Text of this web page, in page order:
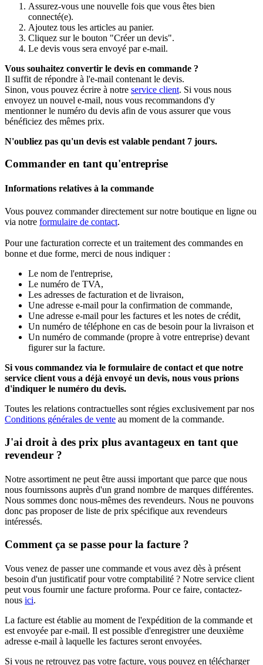
Assurez-vous une nouvelle fois que vous êtes bien
connecté(e).
Ajoutez tous les articles au panier.
Cliquez sur le bouton "Créer un devis".
Le devis vous sera envoyé par e-mail.
Vous souhaitez convertir le devis en commande ?
Il suffit de répondre à l'e-mail contenant le devis.
Sinon, vous pouvez écrire à notre service client. Si vous nous
envoyez un nouvel e-mail, nous vous recommandons d'y
mentionner le numéro du devis afin de vous assurer que vous
bénéficiez des mêmes prix.
N'oubliez pas qu'un devis est valable pendant 7 jours.
Commander en tant qu'entreprise
Informations relatives à la commande
Vous pouvez commander directement sur notre boutique en ligne ou
via notre formulaire de contact.
Pour une facturation correcte et un traitement des commandes en
bonne et due forme, merci de nous indiquer :
Le nom de l'entreprise,
Le numéro de TVA,
Les adresses de facturation et de livraison,
Une adresse e-mail pour la confirmation de commande,
Une adresse e-mail pour les factures et les notes de crédit,
Un numéro de téléphone en cas de besoin pour la livraison et
Un numéro de commande (propre à votre entreprise) devant
figurer sur la facture.
Si vous commandez via le formulaire de contact et que notre
service client vous a déjà envoyé un devis, nous vous prions
d'indiquer le numéro du devis.
Toutes les relations contractuelles sont régies exclusivement par nos
Conditions générales de vente au moment de la commande.
J'ai droit à des prix plus avantageux en tant que
revendeur ?
Notre assortiment ne peut être aussi important que parce que nous
nous fournissons auprès d'un grand nombre de marques différentes.
Nous sommes donc nous-mêmes des revendeurs. Nous ne pouvons
donc pas proposer de liste de prix spécifique aux revendeurs
intéressés.
Comment ça se passe pour la facture ?
Vous venez de passer une commande et vous avez dès à présent
besoin d'un justificatif pour votre comptabilité ? Notre service client
peut vous fournir une facture proforma. Pour ce faire, contactez-
nous ici.
La facture est établie au moment de l'expédition de la commande et
est envoyée par e-mail. Il est possible d'enregistrer une deuxième
adresse e-mail à laquelle les factures seront envoyées.
Si vous ne retrouvez pas votre facture, vous pouvez en télécharger